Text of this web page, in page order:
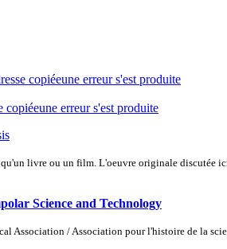
copiéeune erreur s'est produite
copiéeune erreur s'est produite
livre ou un film. L'oeuvre originale discutée
Science and Technology
Association / Association pour l'histoire de la